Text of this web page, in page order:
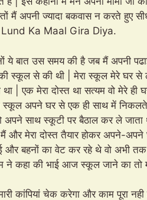
मैं अपनी ज्यादा बकवास न करते हुए
Ka Maal Gira Diya.
ये बात उस समय की है जब मैं अपनी
स्कूल से की थी | मेरा स्कूल मेरे घर
| एक मेरा दोस्त था सत्यम वो मेरे ही
स्कूल अपने घर से एक ही साथ में
अपने साथ स्कूटी पर बैठाल कर ले
मैं और मेरा दोस्त तैयार होकर अपने-
बहनों का वेट कर रहे थे वो अभी तक
ने कहा की भाई आज स्कूल जाने का तो
कांपियां चेक करेगा और काम पूरा